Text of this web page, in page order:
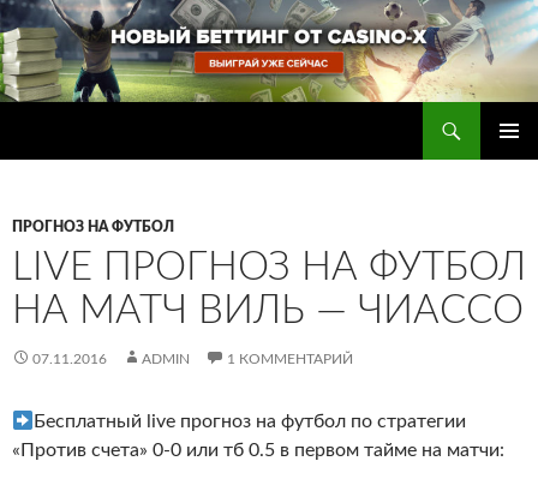
Перейти
к
содержимому
ПРОГНОЗ НА ФУТБОЛ
LIVE ПРОГНОЗ НА ФУТБОЛ
НА МАТЧ ВИЛЬ — ЧИАССО
07.11.2016 ADMIN 1 КОММЕНТАРИЙ
Бесплатный live прогноз на футбол по стратегии
«Против счета» 0-0 или тб 0.5 в первом тайме на матчи: